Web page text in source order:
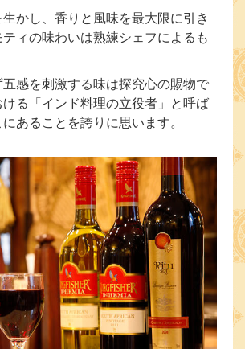
かし、香りと風味を最大限に引き
ィの味わいは熟練シェフによるも
感を刺激する味は探究心の賜物で
る「インド料理の立役者」と呼ば
あることを誇りに思います。